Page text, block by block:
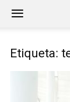
Etiqueta: